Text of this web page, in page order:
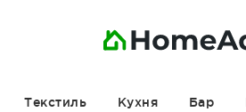
Текстиль Кухня Бар